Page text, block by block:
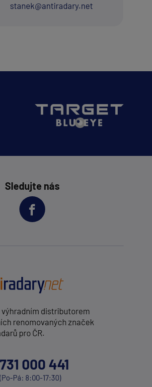
stanek@antiradary.net
Sledujte nás
distributorem
renomovaných značek
pro ČR.
731 000 441
(Po-Pá: 8:00-17:30)